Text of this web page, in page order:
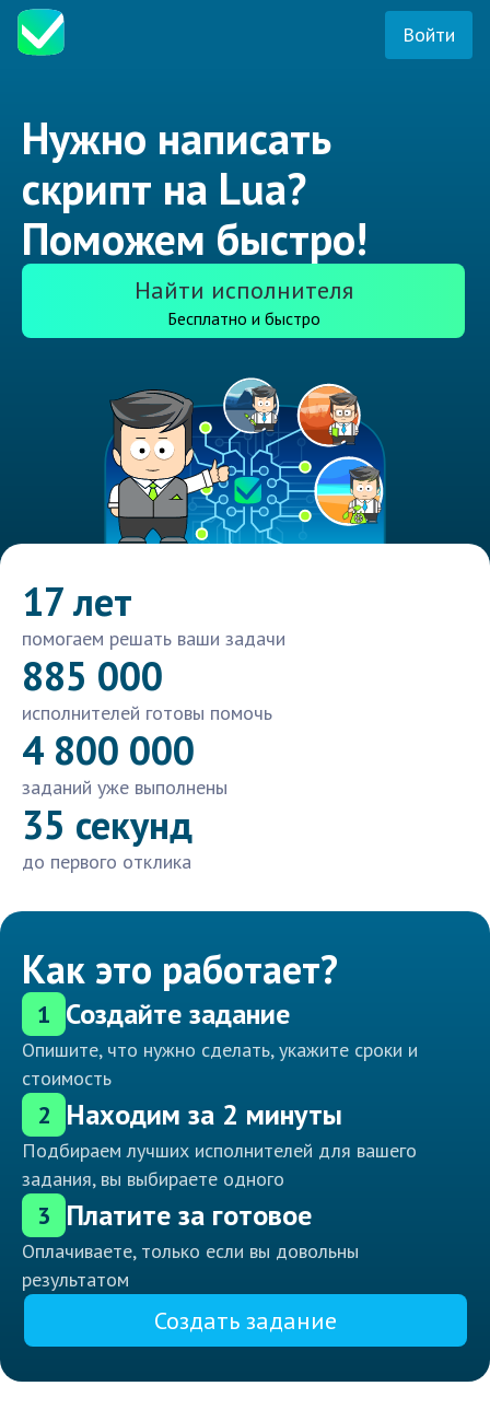
Войти
Нужно написать
скрипт на Lua?
Поможем быстро!
Найти исполнителя
Бесплатно и быстро
17 лет
помогаем решать ваши задачи
885 000
исполнителей готовы помочь
4 800 000
заданий уже выполнены
35 секунд
до первого отклика
Как это работает?
1 Создайте задание
Опишите, что нужно сделать, укажите сроки и
стоимость
2 Находим за 2 минуты
Подбираем лучших исполнителей для вашего
задания, вы выбираете одного
3 Платите за готовое
Оплачиваете, только если вы довольны
результатом
Создать задание